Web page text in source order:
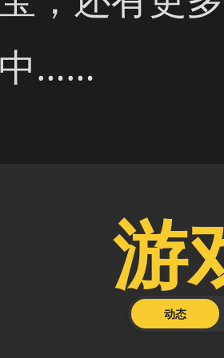
……
游
动态